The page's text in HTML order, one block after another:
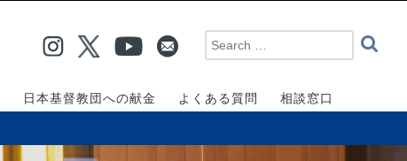
日本基督教団への献金 よくある質問 相談窓口